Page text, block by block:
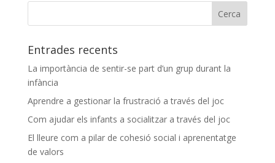
Entrades recents
La importància de sentir-se part d’un grup durant la
infància
Aprendre a gestionar la frustració a través del joc
Com ajudar els infants a socialitzar a través del joc
El lleure com a pilar de cohesió social i aprenentatge
de valors